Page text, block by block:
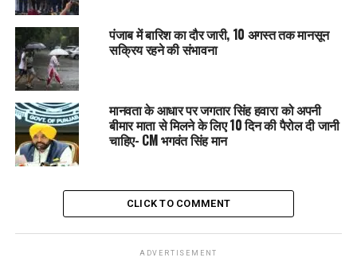
DON'T MISS
पंजाब-हरियाणा जल विवाद: पंजाब से बिना शर्त पानी छोड़ने की मांग,
CM सैनी बोले- ‘हमारा रास्ता ट्कराव का नहीं सहयोग का है’
पंजाब में बारिश का दौर जारी, 10 अगस्त तक मानसून
सक्रिय रहने की संभावना
मानवता के आधार पर जगतार सिंह हवारा को अपनी
बीमार माता से मिलने के लिए 10 दिन की पैरोल दी जानी
चाहिए- CM भगवंत सिंह मान
CLICK TO COMMENT
ADVERTISEMENT